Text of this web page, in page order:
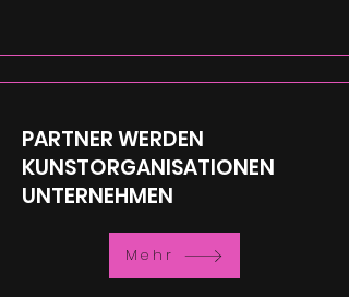
PARTNER WERDEN
KUNSTORGANISATIONEN
UNTERNEHMEN
Mehr